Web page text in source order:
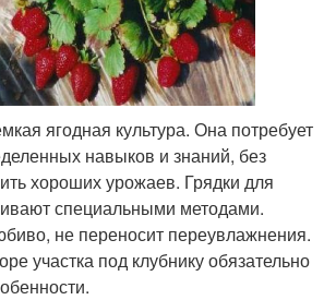
ягодная культура. Она потребует
навыков и знаний, без
хороших урожаев. Грядки для
специальными методами.
не переносит переувлажнения.
участка под клубнику обязательно